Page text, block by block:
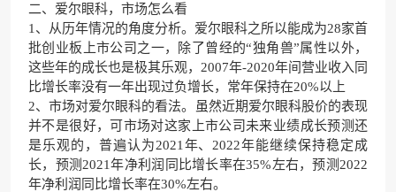
二、爱尔眼科，市场怎么看
1、从历年情况的角度分析。爱尔眼科之所以能成为28家首
批创业板上市公司之一，除了曾经的“独角兽”属性以外，
这些年的成长也是极其乐观，2007年-2020年间营业收入同
比增长率没有一年出现过负增长，常年保持在20%以上
2、市场对爱尔眼科的看法。虽然近期爱尔眼科股价的表现
并不是很好，可市场对这家上市公司未来业绩成长预测还
是乐观的，普遍认为2021年、2022年能继续保持稳定成
长，预测2021年净利润同比增长率在35%左右，预测2022
年净利润同比增长率在30%左右。